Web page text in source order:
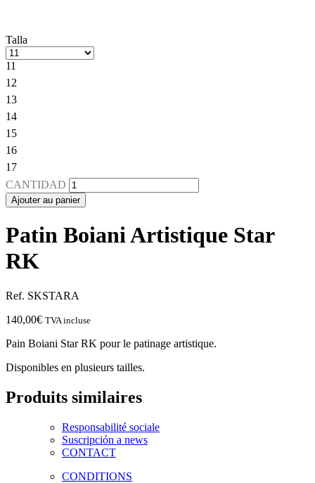
Talla
11
12
13
14
15
16
17
CANTIDAD
Ajouter au panier
Patin Boiani Artistique Star
RK
Ref. SKSTARA
140,00€ TVA incluse
Pain Boiani Star RK pour le patinage artistique.
Disponibles en plusieurs tailles.
Produits similaires
Responsabilité sociale
Suscripción a news
CONTACT
CONDITIONS